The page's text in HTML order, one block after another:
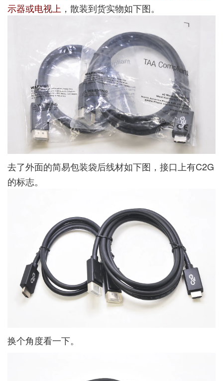
示器或电视上 ，散装到货实物如下图。
去了外面的简易包装袋后线材如下图，接口上有C2G
的标志。
换个角度看一下。